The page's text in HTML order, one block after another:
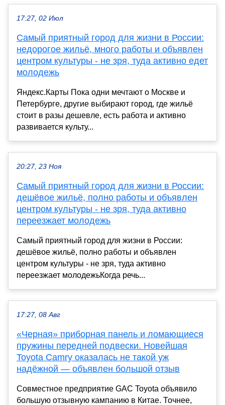
17:27, 02 Июл
Самый приятный город для жизни в России:
недорогое жильё, много работы и объявлен
центром культуры - не зря, туда активно едет
молодежь
Яндекс.Карты Пока одни мечтают о Москве и
Петербурге, другие выбирают город, где жильё
стоит в разы дешевле, есть работа и активно
развивается культу...
20:27, 23 Ноя
Самый приятный город для жизни в России:
дешёвое жильё, полно работы и объявлен
центром культуры - не зря, туда активно
переезжает молодежь
Самый приятный город для жизни в России:
дешёвое жильё, полно работы и объявлен
центром культуры - не зря, туда активно
переезжает молодежьКогда речь...
17:27, 08 Авг
«Черная» приборная панель и ломающиеся
пружины передней подвески. Новейшая
Toyota Camry оказалась не такой уж
надёжной — объявлен большой отзыв
Совместное предприятие GAC Toyota объявило
большую отзывную кампанию в Китае. Точнее,